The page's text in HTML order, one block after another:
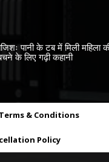
पानी के टब में मिली महिला
के लिए गढ़ी कहानी
Terms & Conditions
Policy